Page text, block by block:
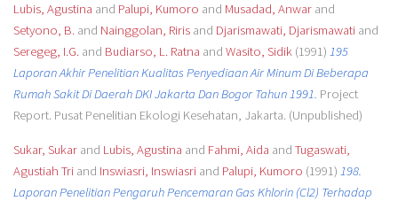
Lubis, Agustina and Palupi, Kumoro and Musadad, Anwarand
Setyono, B.and Nainggolan, Ririsand Djarismawati, Djarismawatiand
Seregeg, I.G.and Budiarso, L. Ratna and Wasito, Sidik(1991) 195
Laporan Akhir Penelitian Kualitas Penyediaan Air Minum Di Beberapa
Rumah Sakit Di Daerah DKI Jakarta Dan Bogor Tahun 1991. Project
Report. Pusat Penelitian Ekologi Kesehatan, Jakarta. (Unpublished)
Sukar, Sukarand Lubis, Agustina and Fahmi, Aida and Tugaswati,
Agustiah Triand Inswiasri, Inswiasriand Palupi, Kumoro (1991) 198.
Laporan Penelitian Pengaruh Pencemaran Gas Khlorin (Cl2) Terhadap